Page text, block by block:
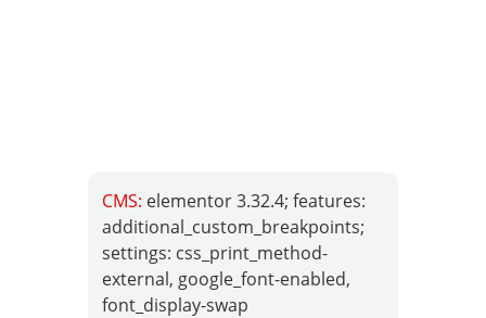
CMS: elementor 3.32.4; features:
additional_custom_breakpoints;
settings: css_print_method-
external, google_font-enabled,
font_display-swap